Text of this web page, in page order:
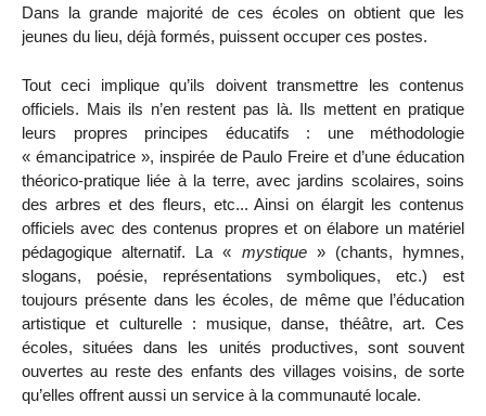
Dans la grande majorité de ces écoles on obtient que les
jeunes du lieu, déjà formés, puissent occuper ces postes.
Tout ceci implique qu’ils doivent transmettre les contenus
officiels. Mais ils n’en restent pas là. Ils mettent en pratique
leurs propres principes éducatifs : une méthodologie
« émancipatrice », inspirée de Paulo Freire et d’une éducation
théorico-pratique liée à la terre, avec jardins scolaires, soins
des arbres et des fleurs, etc... Ainsi on élargit les contenus
officiels avec des contenus propres et on élabore un matériel
pédagogique alternatif. La « mystique» (chants, hymnes,
slogans, poésie, représentations symboliques, etc.) est
toujours présente dans les écoles, de même que l’éducation
artistique et culturelle : musique, danse, théâtre, art. Ces
écoles, situées dans les unités productives, sont souvent
ouvertes au reste des enfants des villages voisins, de sorte
qu’elles offrent aussi un service à la communauté locale.